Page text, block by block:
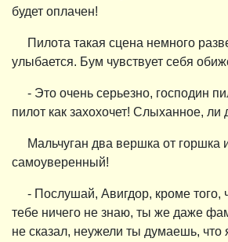
будет оплачен!
Пилота такая сцена немного
улыбается. Бум чувствует себя
- Это очень серьезно, господин
пилот как захохочет! Слыханное, ли
Мальчуган два вершка от горшка
самоуверенный!
- Послушай, Авигдор, кроме того,
тебе ничего не знаю, ты же даже
не сказал, неужели ты думаешь, что